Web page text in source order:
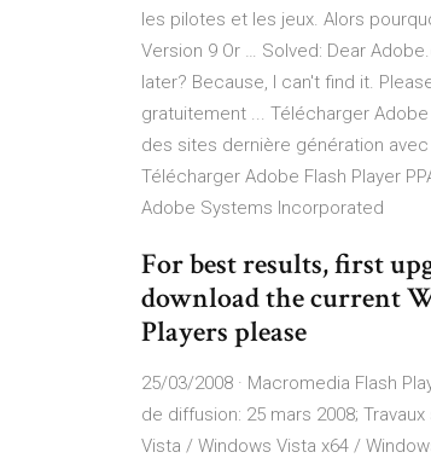
les pilotes et les jeux. Alors
Version 9 Or … Solved: Dear
later? Because, I can't find it.
gratuitement ... Télécharger
des sites dernière génération avec
Télécharger Adobe Flash Player
Adobe Systems Incorporated
For best results, first
download the current
Players please
25/03/2008 · Macromedia Flash
de diffusion: 25 mars 2008;
Vista / Windows Vista x64 /